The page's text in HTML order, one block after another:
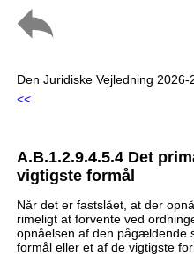
Den Juridiske Vejledning 2026-
<<
A.B.1.2.9.4.5.4 Det
vigtigste formål
Når det er fastslået, at der
rimeligt at forvente ved
opnåelsen af den pågældende
formål eller et af de vigtigste